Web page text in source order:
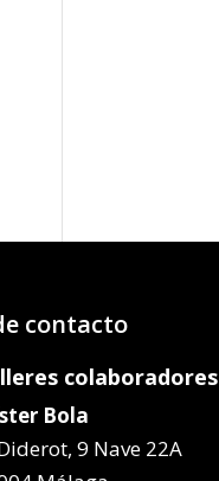
contacto
colaboradores
Bola
9 Nave 22A